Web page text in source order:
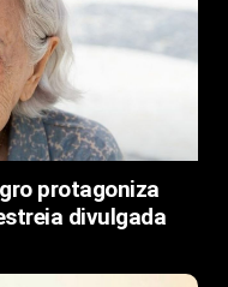
protagoniza
divulgada